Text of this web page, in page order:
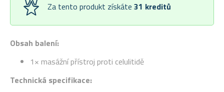
Obsah balení:
1× masážní přístroj proti celulitidě
Technická specifikace:
Za tento produkt získáte 31 kreditů